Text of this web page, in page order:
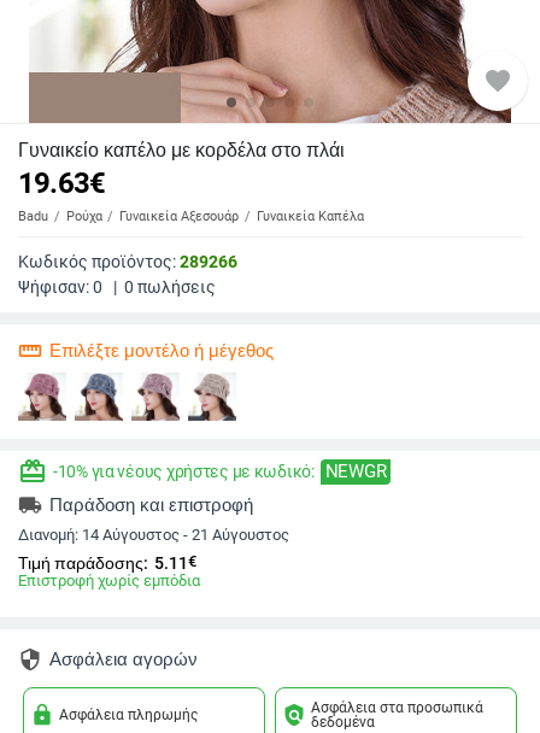
favorite
Γυναικείο καπέλο με κορδέλα στο πλάι
19.63€
Badu Ρούχα Γυναικεία Αξεσουάρ Γυναικεία Καπέλα
Κωδικός προϊόντος:289266
Ψήφισαν:0 | 0 πωλήσεις
straighten Επιλέξτε μοντέλο ή μέγεθος
redeem -10% για νέους χρήστες με κωδικό: NEWGR
local_shipping Παράδοση και επιστροφή
Διανομή: 14 Αύγουστος - 21 Αύγουστος
Τιμή παράδοσης: 5.11€
Επιστροφή χωρίς εμπόδια
security Ασφάλεια αγορών
lock Ασφάλεια πληρωμής policy Ασφάλεια στα προσωπικά
δεδομένα